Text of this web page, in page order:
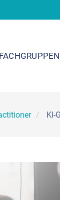
KI-